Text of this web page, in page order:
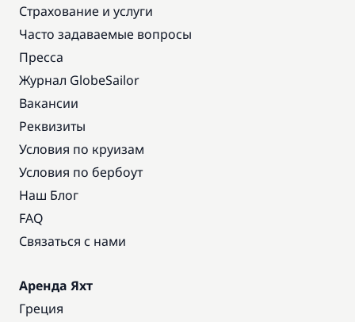
Страхование и услуги
Часто задаваемые вопросы
Пресса
Журнал GlobeSailor
Вакансии
Реквизиты
Условия по круизам
Условия по бербоут
Наш Блог
FAQ
Связаться с нами
Аренда Яхт
Греция